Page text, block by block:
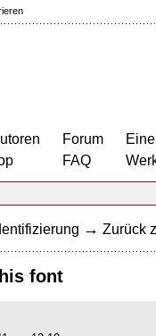
Forum
FAQ
→ Zurück
font